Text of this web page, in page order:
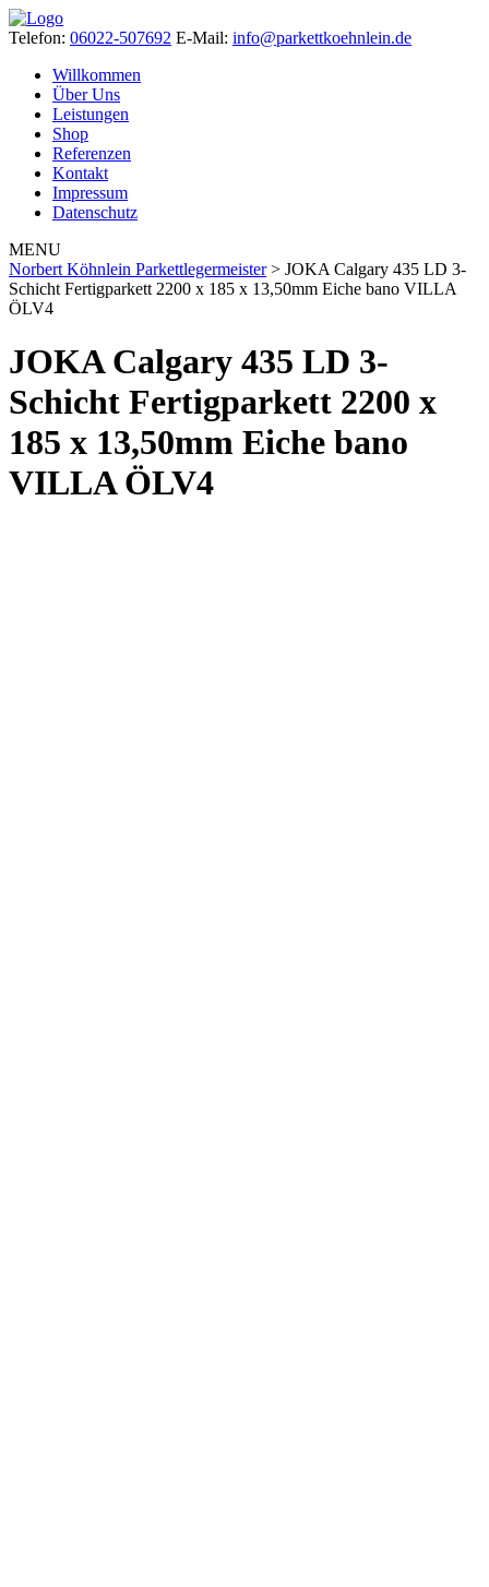
Telefon: 06022-507692 E-Mail: info@parkettkoehnlein.de
Willkommen
Über Uns
Leistungen
Shop
Referenzen
Kontakt
Impressum
Datenschutz
MENU
Norbert Köhnlein Parkettlegermeister> JOKA Calgary 435 LD 3-
Schicht Fertigparkett 2200 x 185 x 13,50mm Eiche bano VILLA
ÖLV4
JOKA Calgary 435 LD 3-
Schicht Fertigparkett 2200 x
185 x 13,50mm Eiche bano
VILLA ÖLV4